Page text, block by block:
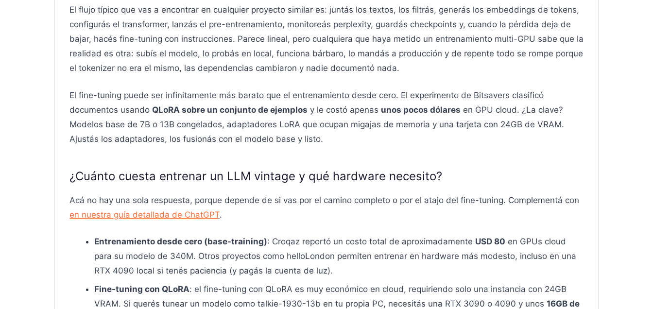
El flujo típico que vas a encontrar en cualquier proyecto similar es: juntás los textos, los filtrás, generás los embeddings de tokens,
configurás el transformer, lanzás el pre-entrenamiento, monitoreás perplexity, guardás checkpoints y, cuando la pérdida deja de
bajar, hacés fine-tuning con instrucciones. Parece lineal, pero cualquiera que haya metido un entrenamiento multi-GPU sabe que la
realidad es otra: subís el modelo, lo probás en local, funciona bárbaro, lo mandás a producción y de repente todo se rompe porque
el tokenizer no era el mismo, las dependencias cambiaron y nadie documentó nada.
El fine-tuning puede ser infinitamente más barato que el entrenamiento desde cero. El experimento de Bitsavers clasificó
documentos usando QLoRA sobre un conjunto de ejemplos y le costó apenas unos pocos dólares en GPU cloud. ¿La clave?
Modelos base de 7B o 13B congelados, adaptadores LoRA que ocupan migajas de memoria y una tarjeta con 24GB de VRAM.
Ajustás los adaptadores, los fusionás con el modelo base y listo.
¿Cuánto cuesta entrenar un LLM vintage y qué hardware necesito?
Acá no hay una sola respuesta, porque depende de si vas por el camino completo o por el atajo del fine-tuning. Complementá con
en nuestra guía detallada de ChatGPT.
Entrenamiento desde cero (base-training): Croqaz reportó un costo total de aproximadamente USD 80 en GPUs cloud
para su modelo de 340M. Otros proyectos como helloLondon permiten entrenar en hardware más modesto, incluso en una
RTX 4090 local si tenés paciencia (y pagás la cuenta de luz).
Fine-tuning con QLoRA: el fine-tuning con QLoRA es muy económico en cloud, requiriendo solo una instancia con 24GB
VRAM. Si querés tunear un modelo como talkie-1930-13b en tu propia PC, necesitás una RTX 3090 o 4090 y unos 16GB de